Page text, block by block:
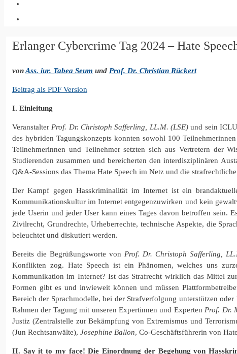
Erlanger Cybercrime Tag 2024 – Hate
vonAss. iur. Tabea Seum und Prof. Dr. Christian Rückert
Beitrag als PDF Version
I. Einleitung
Veranstalter Prof. Dr. Christoph Safferling, LL.M. (LSE)und sein
des hybriden Tagungskonzepts konnten sowohl 100
Teilnehmerinnen und Teilnehmer setzten sich aus Vertretern der
Studierenden zusammen und bereicherten den interdisziplinären
Q&A-Sessions das Thema Hate Speech im Netz und die
Der Kampf gegen Hasskriminalität im Internet ist ein
Kommunikationskultur im Internet entgegenzuwirken und kein
jede Userin und jeder User kann eines Tages davon betroffen sein.
Zivilrecht, Grundrechte, Urheberrechte, technische Aspekte, die
beleuchtet und diskutiert werden.
Bereits die Begrüßungsworte von Prof. Dr. Christoph Safferling,
Konflikten zog. Hate Speech ist ein Phänomen, welches uns
Kommunikation im Internet? Ist das Strafrecht wirklich das Mittel
Formen gibt es und inwieweit können und müssen
Bereich der Sprachmodelle, bei der Strafverfolgung unterstützen
Rahmen der Tagung mit unseren Expertinnen und Experten Prof. Dr.
Justiz (Zentralstelle zur Bekämpfung von Extremismus und
(Jun Rechtsanwälte), Josephine Ballon, Co-Geschäftsführerin von
II. Say it to my face!Die Einordnung der Begehung von